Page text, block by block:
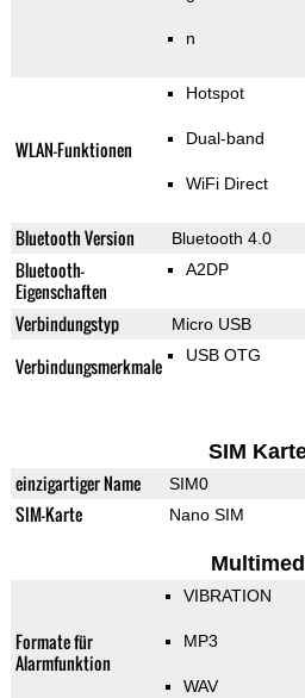
n
WLAN-Funktionen
Hotspot
Dual-band
WiFi Direct
Bluetooth Version Bluetooth 4.0
Bluetooth-
Eigenschaften
A2DP
Verbindungstyp Micro USB
Verbindungsmerkmale USB OTG
SIM
einzigartiger Name SIM0
SIM-Karte Nano SIM
Formate für
Alarmfunktion
VIBRATION
MP3
WAV